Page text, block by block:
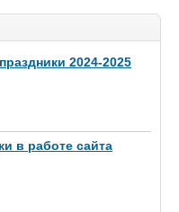
2024-2025
в работе сайта